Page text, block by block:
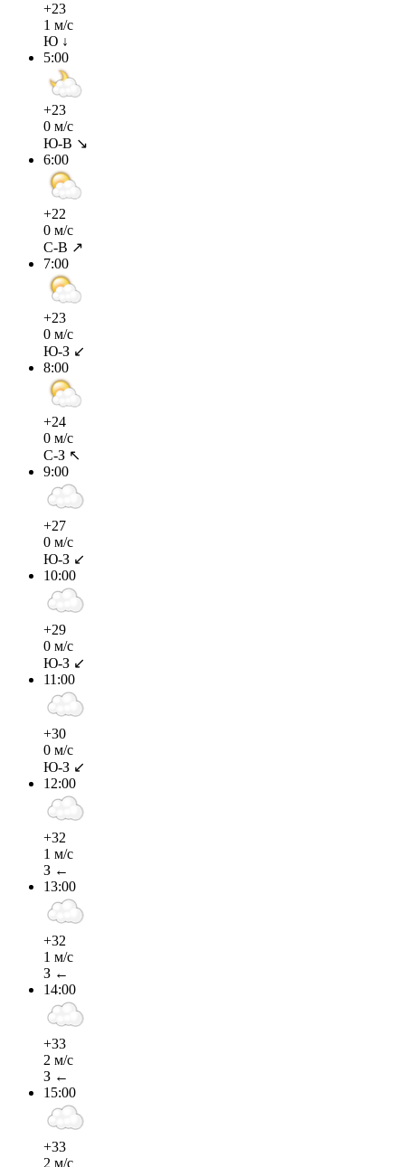
+23
1 м/с
Ю ↓
5:00
+23
0 м/с
Ю-В ↘
6:00
+22
0 м/с
С-В ↗
7:00
+23
0 м/с
Ю-З ↙
8:00
+24
0 м/с
С-З ↖
9:00
+27
0 м/с
Ю-З ↙
10:00
+29
0 м/с
Ю-З ↙
11:00
+30
0 м/с
Ю-З ↙
12:00
+32
1 м/с
З ←
13:00
+32
1 м/с
З ←
14:00
+33
2 м/с
З ←
15:00
+33
2 м/с